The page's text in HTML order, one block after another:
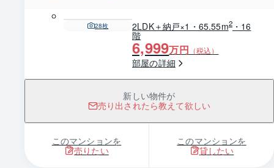
28枚 2LDK＋納戸×1・65.55m2・16
階
6,999万円 （税込）
部屋の詳細
新しい物件が
売り出されたら教えて欲しい
このマンションを
売りたい
このマンションを
貸したい